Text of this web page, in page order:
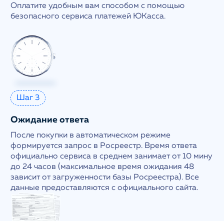
Оплатите удобным вам способом с помощью
безопасного сервиса платежей ЮКасса.
Шаг 3
Ожидание ответа
После покупки в автоматическом режиме
формируется запрос в Росреестр. Время ответа
официально сервиса в среднем занимает от 10 мину
до 24 часов (максимальное время ожидания 48
зависит от загруженности базы Росреестра). Все
данные предоставляются с официального сайта.